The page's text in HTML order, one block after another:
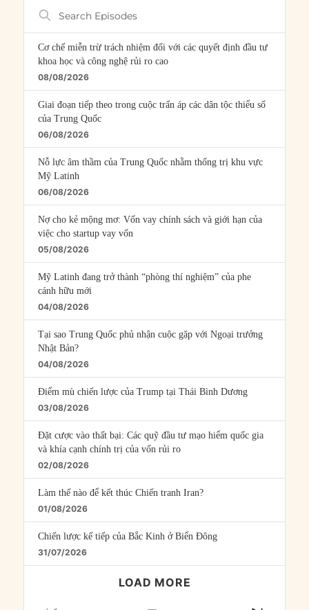
Search
Episodes
Cơ chế miễn trừ trách nhiệm đối với các quyết định đầu tư
khoa học và công nghệ rủi ro cao
08/08/2026
Giai đoạn tiếp theo trong cuộc trấn áp các dân tộc thiểu số
của Trung Quốc
06/08/2026
Nỗ lực âm thầm của Trung Quốc nhằm thống trị khu vực
Mỹ Latinh
06/08/2026
Nợ cho kẻ mộng mơ: Vốn vay chính sách và giới hạn của
việc cho startup vay vốn
05/08/2026
Mỹ Latinh đang trở thành “phòng thí nghiệm” của phe
cánh hữu mới
04/08/2026
Tại sao Trung Quốc phủ nhận cuộc gặp với Ngoại trưởng
Nhật Bản?
04/08/2026
Điểm mù chiến lược của Trump tại Thái Bình Dương
03/08/2026
Đặt cược vào thất bại: Các quỹ đầu tư mạo hiểm quốc gia
và khía cạnh chính trị của vốn rủi ro
02/08/2026
Làm thế nào để kết thúc Chiến tranh Iran?
01/08/2026
Chiến lược kế tiếp của Bắc Kinh ở Biển Đông
31/07/2026
LOAD MORE